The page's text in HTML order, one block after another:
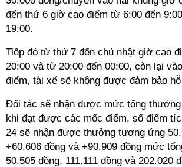
đến thứ 6 giờ cao điểm từ 6:00 đến
19:00.
Tiếp đó từ thứ 7 đến chủ nhật giờ cao
20:00 và từ 20:00 đến 00:00, còn lại
điểm, tài xế sẽ không được đảm bảo
Đối tác sẽ nhận được mức tổng
khi đạt được các mốc điểm, số điểm
24 sẽ nhận được thưởng tương ứng
+60.606 đồng và +90.909 đồng mức
50.505 đồng, 111.111 đồng và 202.020